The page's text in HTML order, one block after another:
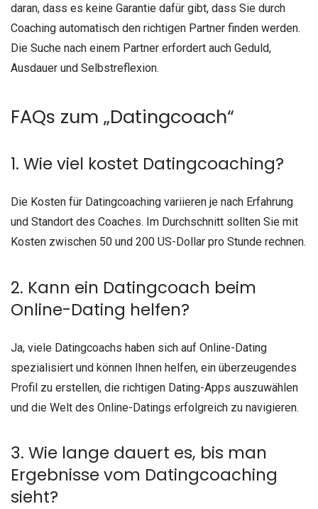
daran, dass es keine Garantie dafür gibt, dass Sie durch
Coaching automatisch den richtigen Partner finden werden.
Die Suche nach einem Partner erfordert auch Geduld,
Ausdauer und Selbstreflexion.
FAQs zum „Datingcoach“
1. Wie viel kostet Datingcoaching?
Die Kosten für Datingcoaching variieren je nach Erfahrung
und Standort des Coaches. Im Durchschnitt sollten Sie mit
Kosten zwischen 50 und 200 US-Dollar pro Stunde rechnen.
2. Kann ein Datingcoach beim
Online-Dating helfen?
Ja, viele Datingcoachs haben sich auf Online-Dating
spezialisiert und können Ihnen helfen, ein überzeugendes
Profil zu erstellen, die richtigen Dating-Apps auszuwählen
und die Welt des Online-Datings erfolgreich zu navigieren.
3. Wie lange dauert es, bis man
Ergebnisse vom Datingcoaching
sieht?